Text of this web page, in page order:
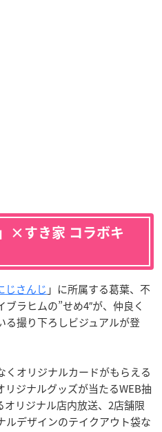
×すき家 コラボキ
じさんじ 」に所属する葛葉、不
ラヒムの”せめ4″が、仲良く
る撮り下ろしビジュアルが登
オリジナルカードがもらえる
ジナルグッズが当たるWEB抽
オリジナル店内放送、2店舗限
ルデザインのテイクアウト袋な